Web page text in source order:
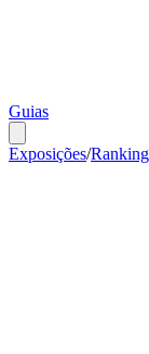
Guias
Exposições/